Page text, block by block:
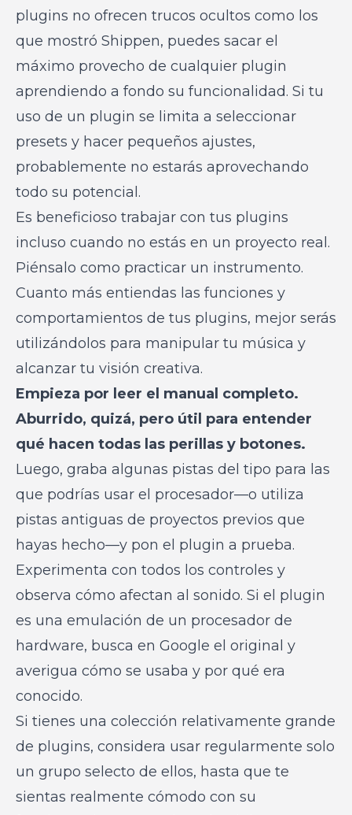
plugins no ofrecen trucos ocultos como los
que mostró Shippen, puedes sacar el
máximo provecho de cualquier plugin
aprendiendo a fondo su funcionalidad. Si tu
uso de un plugin se limita a seleccionar
presets y hacer pequeños ajustes,
probablemente no estarás aprovechando
todo su potencial.
Es beneficioso trabajar con tus plugins
incluso cuando no estás en un proyecto real.
Piénsalo como practicar un instrumento.
Cuanto más entiendas las funciones y
comportamientos de tus plugins, mejor serás
utilizándolos para manipular tu música y
alcanzar tu visión creativa.
Empieza por leer el manual completo.
Aburrido, quizá, pero útil para entender
qué hacen todas las perillas y botones.
Luego, graba algunas pistas del tipo para las
que podrías usar el procesador—o utiliza
pistas antiguas de proyectos previos que
hayas hecho—y pon el plugin a prueba.
Experimenta con todos los controles y
observa cómo afectan al sonido. Si el plugin
es una emulación de un procesador de
hardware, busca en Google el original y
averigua cómo se usaba y por qué era
conocido.
Si tienes una colección relativamente grande
de plugins, considera usar regularmente solo
un grupo selecto de ellos, hasta que te
sientas realmente cómodo con su